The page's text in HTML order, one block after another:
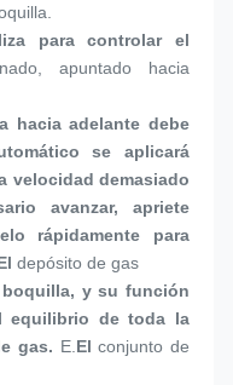
apuntado hacia
se aplicará
velocidad demasiado
avanzar, apriete
rápidamente para
depósito de gas
equilibrio de toda la
gas. E. El conjunto de